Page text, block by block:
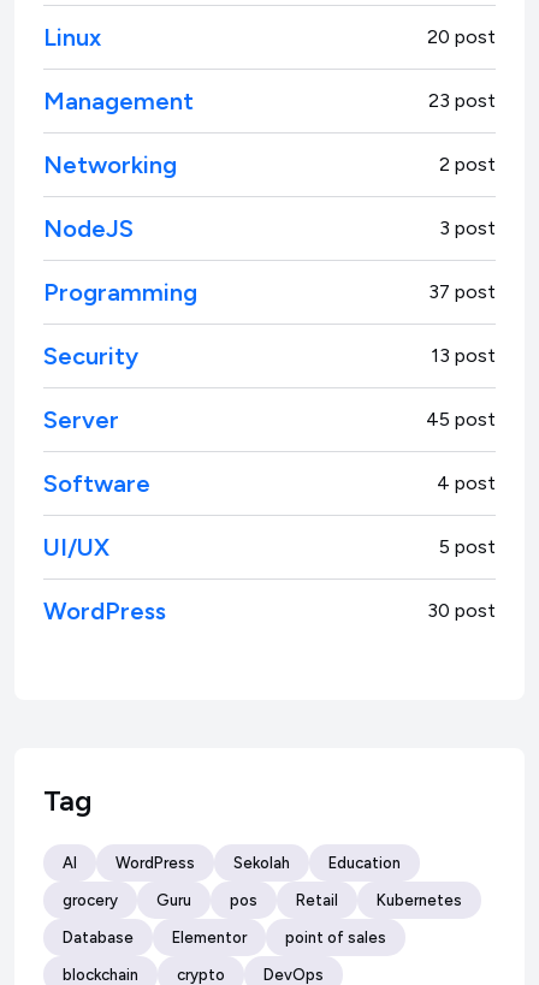
Linux 20 post
Management 23 post
Networking 2 post
NodeJS 3 post
Programming 37 post
Security 13 post
Server 45 post
Software 4 post
UI/UX 5 post
WordPress 30 post
Tag
AI WordPress Sekolah Education
grocery Guru pos Retail Kubernetes
Database Elementor point of sales
blockchain crypto DevOps